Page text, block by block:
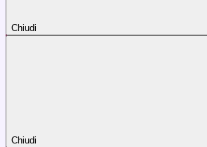
Chiudi
Chiudi